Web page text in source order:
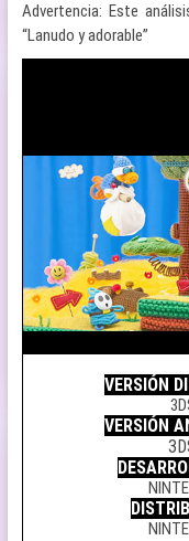
Advertencia: Este
“Lanudo y adorable”
VERSIÓN
VERSIÓN